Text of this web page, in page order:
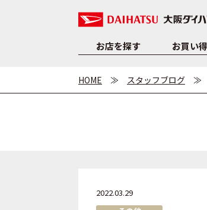
お店を探す お買い
HOME スタッフブログ
2022.03.29